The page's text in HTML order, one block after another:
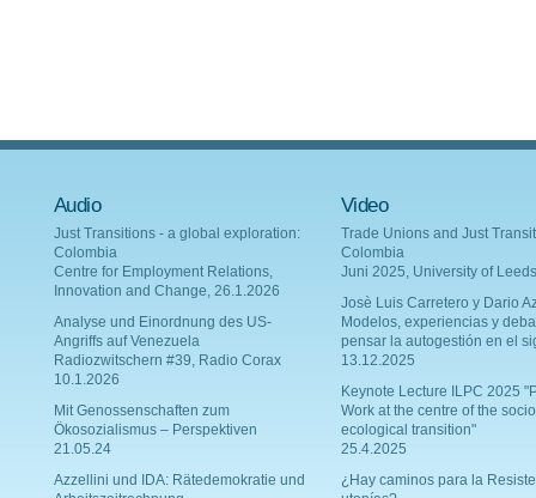
Audio
Just Transitions - a global exploration:
Colombia
Centre for Employment Relations,
Innovation and Change, 26.1.2026
Analyse und Einordnung des US-
Angriffs auf Venezuela
Radiozwitschern #39, Radio Corax
10.1.2026
Mit Genossenschaften zum
Ökosozialismus – Perspektiven
21.05.24
Azzellini und IDA: Rätedemokratie und
Video
Trade Unions and Just
Colombia
Juni 2025, University of Leeds
Josè Luis Carretero y Dario
Modelos, experiencias y
pensar la autogestión en el
13.12.2025
Keynote Lecture ILPC 2025
Work at the centre of the
ecological transition"
25.4.2025
¿Hay caminos para la